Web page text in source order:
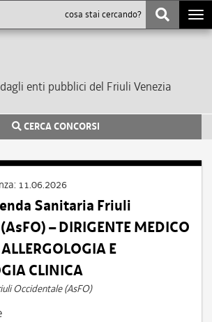
enti pubblici del Friuli Venezia
CERCA CONCORSI
11.06.2026
Sanitaria Friuli
– DIRIGENTE MEDICO
E
CLINICA
Occidentale (AsFO)